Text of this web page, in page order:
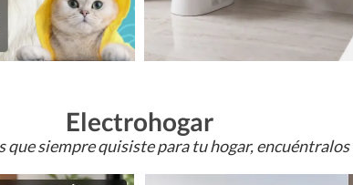
Electrohogar
que siempre quisiste para tu hogar, encuéntralos